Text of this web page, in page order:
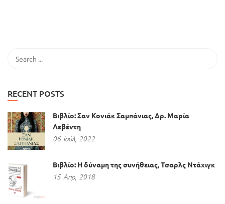
RECENT POSTS
Βιβλίο: Σαν Κονιάκ Σαμπάνιας, Δρ. Μαρία
Λεβέντη
06 Ιούλ, 2022
Βιβλίο: Η δύναμη της συνήθειας, Τσαρλς Ντάχιγκ
15 Απρ, 2018